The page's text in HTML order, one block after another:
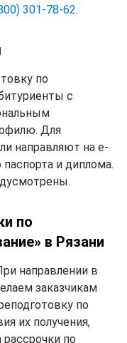
301-78-62.
по
с
Для
направляют на e-
и диплома.
по
в Рязани
направлении в
заказчикам
по
их получения,
по